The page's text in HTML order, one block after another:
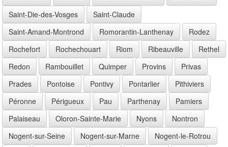
Saint-Die-des-Vosges
Saint-Claude
Saint-Amand-Montrond
Romorantin-Lanthenay
Rodez
Rochefort
Rochechouart Riom Ribeauville
Rethel
Redon
Rambouillet Quimper Provins
Privas
Prades
Pontoise Pontivy Pontarlier
Pithiviers
Péronne
Périgueux Pau Parthenay
Pamiers
Palaiseau
Oloron-Sainte-Marie Nyons
Nontron
Nogent-sur-Seine
Nogent-sur-Marne
Nogent-le-Rotrou